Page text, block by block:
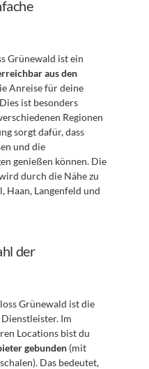
Grünewald ist ein
aus den
Anreise für deine
ist besonders
Regionen
sorgt dafür, dass
und die
genießen können. Die
durch die Nähe zu
Haan, Langenfeld und
der
Grünewald ist die
Im
Locations bist du
gebunden (mit
Das bedeutet,